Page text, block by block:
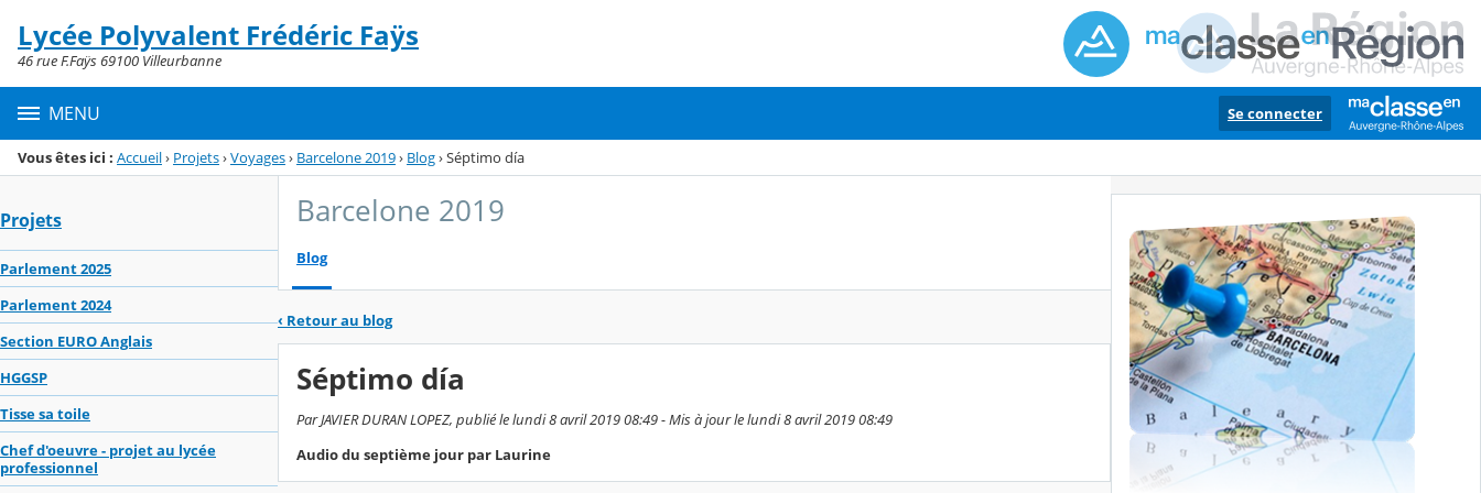
Menu de la rubrique
Contenu
Lycée Polyvalent Frédéric Faÿs
46 rue F.Faÿs 69100 Villeurbanne
MENU Se connecter
Vous êtes ici : Accueil› Projets›Voyages› Barcelone 2019› Blog›Séptimo día
Projets
Parlement 2025
Parlement 2024
Section EURO Anglais
HGGSP
Tisse sa toile
Chef d'oeuvre - projet au lycée
professionnel
Barcelone 2019
Blog
‹ Retour au blog
Séptimo día
Par JAVIER DURAN LOPEZ, publié le lundi 8 avril 2019 08:49 - Mis à jour le lundi 8 avril 2019 08:49
Audio du septième jour par Laurine